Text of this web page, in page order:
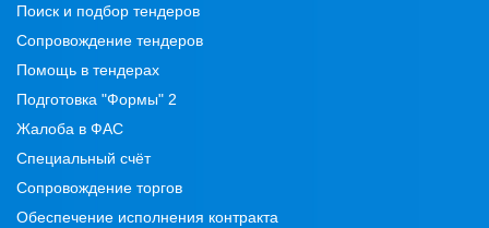
Поиск и подбор тендеров
Сопровождение тендеров
Помощь в тендерах
Подготовка "Формы" 2
Жалоба в ФАС
Специальный счёт
Сопровождение торгов
Обеспечение исполнения контракта